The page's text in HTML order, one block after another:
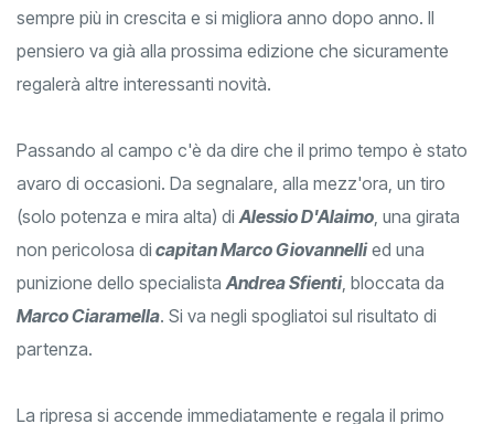
curare, in ogni minimo dettaglio, una manifestazione che è
sempre più in crescita e si migliora anno dopo anno. Il
pensiero va già alla prossima edizione che sicuramente
Passando al campo c'è da dire che il primo tempo è stato
avaro di occasioni. Da segnalare, alla mezz'ora, un tiro
(solo potenza e mira alta) diAlessio D'Alaimo, una girata
non pericolosa dicapitan Marco Giovannellied una
punizione dello specialistaAndrea Sfienti, bloccata da
Marco Ciaramella